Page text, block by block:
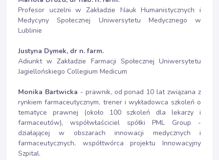
Profesor uczelni w Zakładzie Nauk Humanistycznych i
Medycyny Społecznej Uniwersytetu Medycznego w
Lublinie
Justyna Dymek, dr n. farm.
Adiunkt w Zakładzie Farmacji Społecznej Uniwersytetu
Jagiellońskiego Collegium Medicum
Monika Bartwicka - prawnik, od ponad 10 lat związana z
rynkiem farmaceutycznym, trener i wykładowca szkoleń o
tematyce prawnej (około 100 szkoleń dla lekarzy i
farmaceutów), współwłaściciel spółki PML Group -
działającej w obszarach innowacji medycznych i
farmaceutycznych, współtwórca projektu Innowacyjny
Szpital.